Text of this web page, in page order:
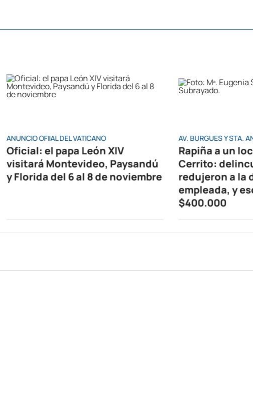
ANUNCIO OFIIAL DEL VATICANO
Oficial: el papa León XIV
visitará Montevideo, Paysandú
y Florida del 6 al 8 de noviembre
AV. BURGUES Y STA.
Rapiña a un
Cerrito:
redujeron a la
empleada, y
$400.000